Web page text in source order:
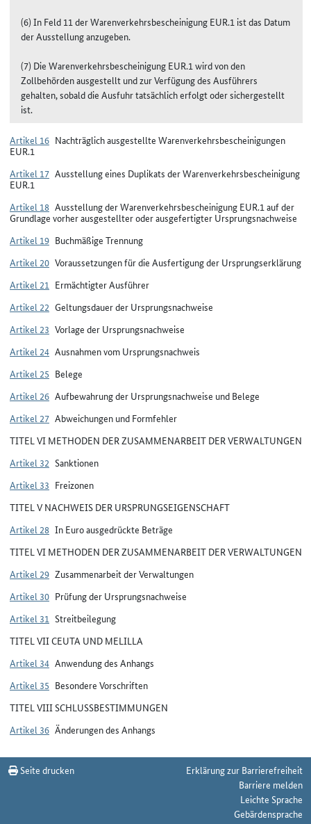
(6) In Feld 11 der Warenverkehrsbescheinigung EUR.1 ist das Datum
der Ausstellung anzugeben.
(7) Die Warenverkehrsbescheinigung EUR.1 wird von den
Zollbehörden ausgestellt und zur Verfügung des Ausführers
gehalten, sobald die Ausfuhr tatsächlich erfolgt oder sichergestellt
ist.
Artikel 16 Nachträglich ausgestellte Warenverkehrsbescheinigungen
EUR.1
Artikel 17 Ausstellung eines Duplikats der Warenverkehrsbescheinigung
EUR.1
Artikel 18 Ausstellung der Warenverkehrsbescheinigung EUR.1 auf der
Grundlage vorher ausgestellter oder ausgefertigter Ursprungsnachweise
Artikel 19 Buchmäßige Trennung
Artikel 20 Voraussetzungen für die Ausfertigung der Ursprungserklärung
Artikel 21 Ermächtigter Ausführer
Artikel 22 Geltungsdauer der Ursprungsnachweise
Artikel 23 Vorlage der Ursprungsnachweise
Artikel 24 Ausnahmen vom Ursprungsnachweis
Artikel 25 Belege
Artikel 26 Aufbewahrung der Ursprungsnachweise und Belege
Artikel 27 Abweichungen und Formfehler
TITEL VI METHODEN DER ZUSAMMENARBEIT DER VERWALTUNGEN
Artikel 32 Sanktionen
Artikel 33 Freizonen
TITEL V NACHWEIS DER URSPRUNGSEIGENSCHAFT
Artikel 28 In Euro ausgedrückte Beträge
TITEL VI METHODEN DER ZUSAMMENARBEIT DER VERWALTUNGEN
Artikel 29 Zusammenarbeit der Verwaltungen
Artikel 30 Prüfung der Ursprungsnachweise
Artikel 31 Streitbeilegung
TITEL VII CEUTA UND MELILLA
Artikel 34 Anwendung des Anhangs
Artikel 35 Besondere Vorschriften
TITEL VIII SCHLUSSBESTIMMUNGEN
Artikel 36 Änderungen des Anhangs
Seite drucken
Erklärung zur Barrierefreiheit
Barriere melden
Leichte Sprache
Gebärdensprache